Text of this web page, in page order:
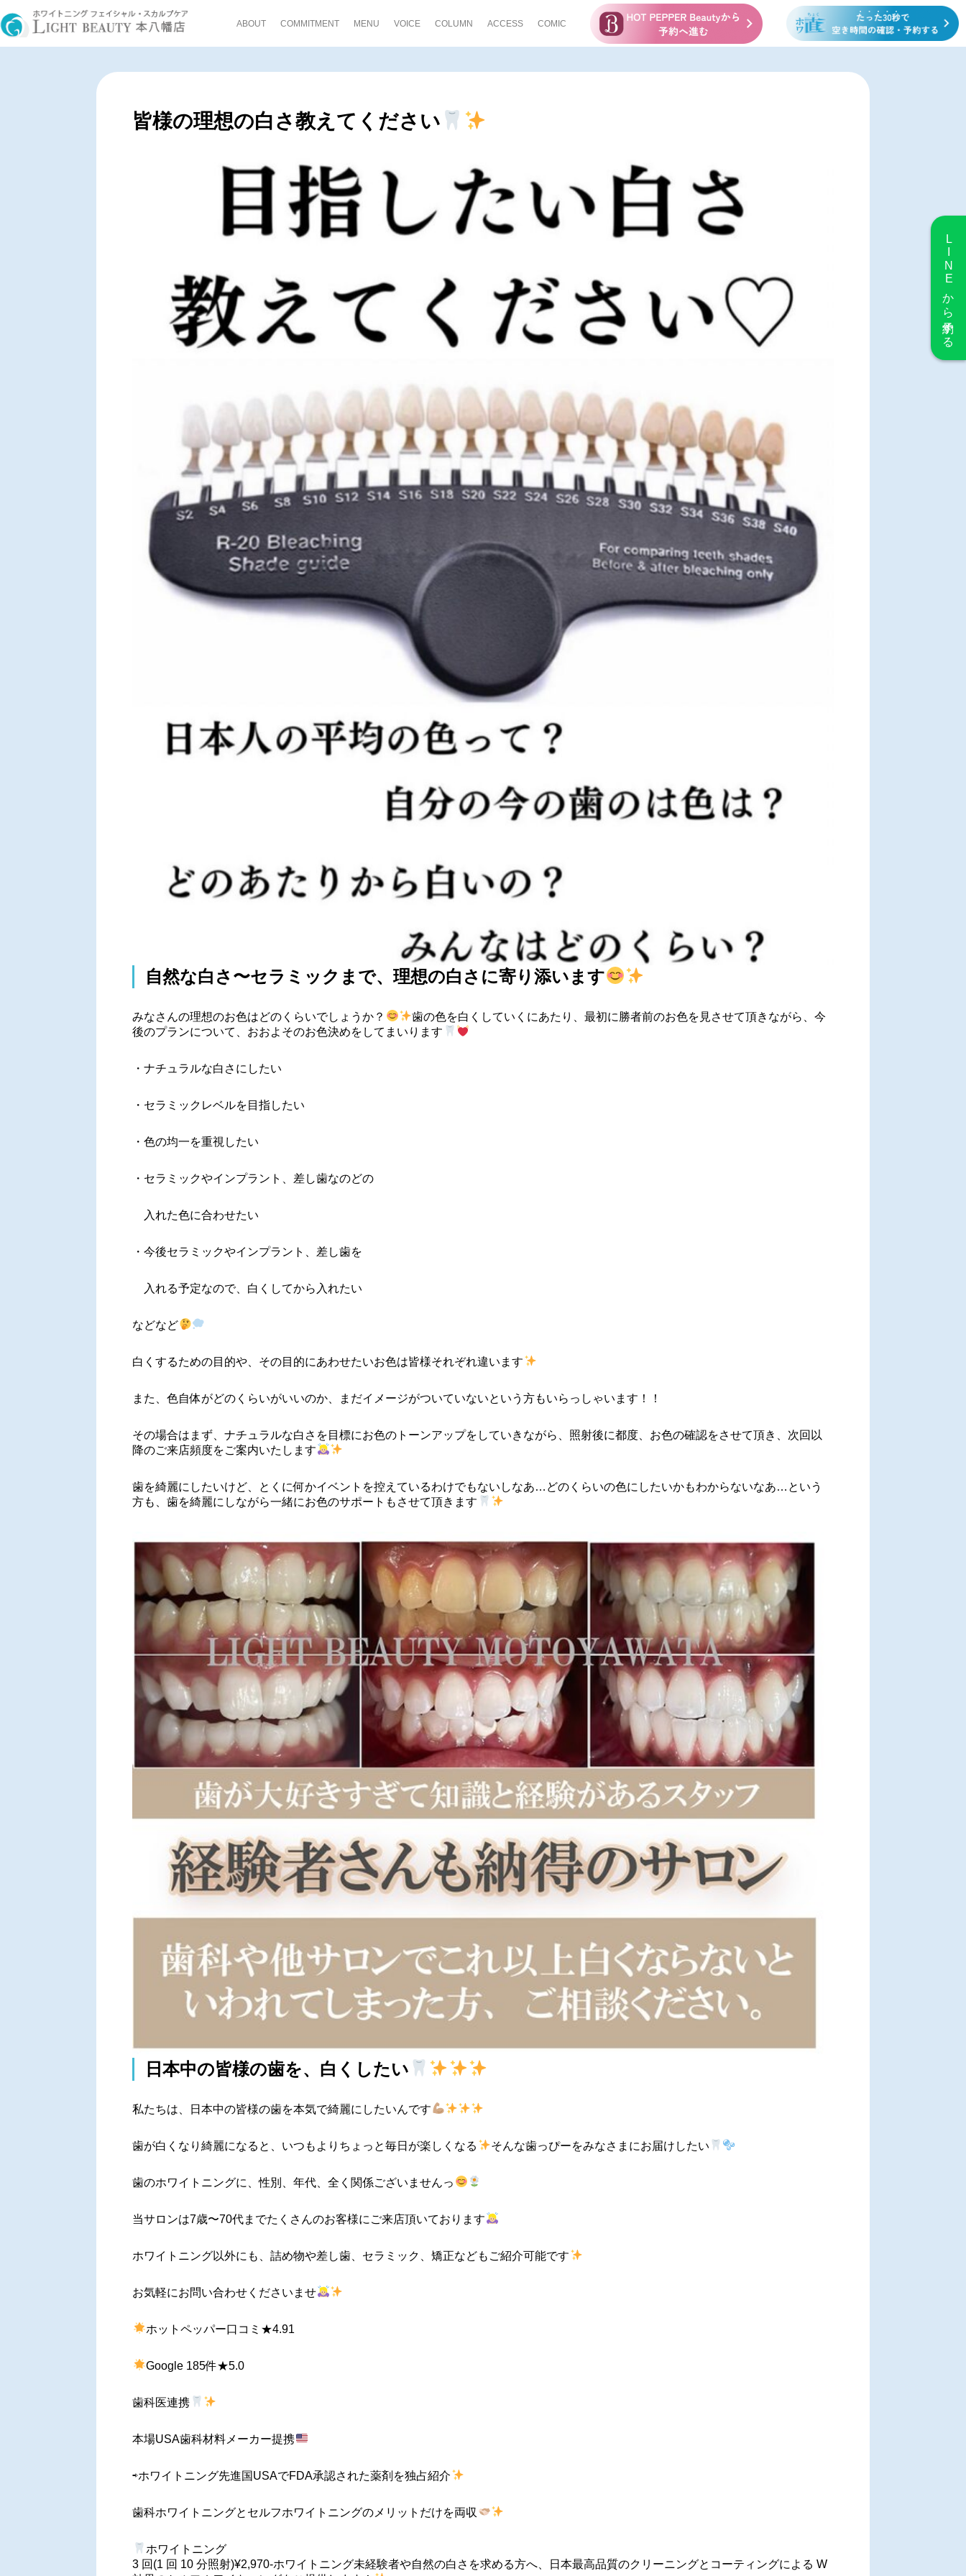
ABOUT COMMITMENT MENU VOICE COLUMN ACCESS COMIC
LINE
から予約する
皆様の理想の白さ教えてください
自然な白さ〜セラミックまで、理想の白さに寄り添います
みなさんの理想のお色はどのくらいでしょうか？
歯の色を白くしていくにあたり、最初に勝者前のお色を見させて頂きながら、今
後のプランについて、おおよそのお色決めをしてまいります
・ナチュラルな白さにしたい
・セラミックレベルを目指したい
・色の均一を重視したい
・セラミックやインプラント、差し歯なのどの
入れた色に合わせたい
・今後セラミックやインプラント、差し歯を
入れる予定なので、白くしてから入れたい
などなど
白くするための目的や、その目的にあわせたいお色は皆様それぞれ違います
また、色自体がどのくらいがいいのか、まだイメージがついていないという方もいらっしゃいます！！
その場合はまず、ナチュラルな白さを目標にお色のトーンアップをしていきながら、照射後に都度、お色の確認をさせて頂き、次回以
降のご来店頻度をご案内いたします
歯を綺麗にしたいけど、とくに何かイベントを控えているわけでもないしなあ…どのくらいの色にしたいかもわからないなあ…という
方も、歯を綺麗にしながら一緒にお色のサポートもさせて頂きます
日本中の皆様の歯を、白くしたい
私たちは、日本中の皆様の歯を本気で綺麗にしたいんです
歯が白くなり綺麗になると、いつもよりちょっと毎日が楽しくなる そんな歯っぴーをみなさまにお届けしたい
歯のホワイトニングに、性別、年代、全く関係ございませんっ
当サロンは7歳〜70代までたくさんのお客様にご来店頂いております
ホワイトニング以外にも、詰め物や差し歯、セラミック、矯正などもご紹介可能です
お気軽にお問い合わせくださいませ
ホットペッパー口コミ★4.91
Google 185件★5.0
歯科医連携
本場USA歯科材料メーカー提携
⇨ホワイトニング先進国USAでFDA承認された薬剤を独占紹介
歯科ホワイトニングとセルフホワイトニングのメリットだけを両収
ホワイトニング
3 回(1 回 10 分照射)¥2,970-ホワイトニング未経験者や自然の白さを求める方へ、日本最高品質のクリーニングとコーティングによる W